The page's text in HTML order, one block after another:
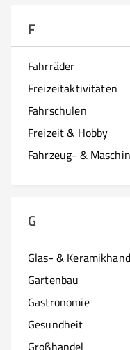
F
Fahrräder
Freizeitaktivitäten
Fahrschulen
Freizeit & Hobby
Fahrzeug- &
G
Glas- &
Gartenbau
Gastronomie
Gesundheit
Großhandel